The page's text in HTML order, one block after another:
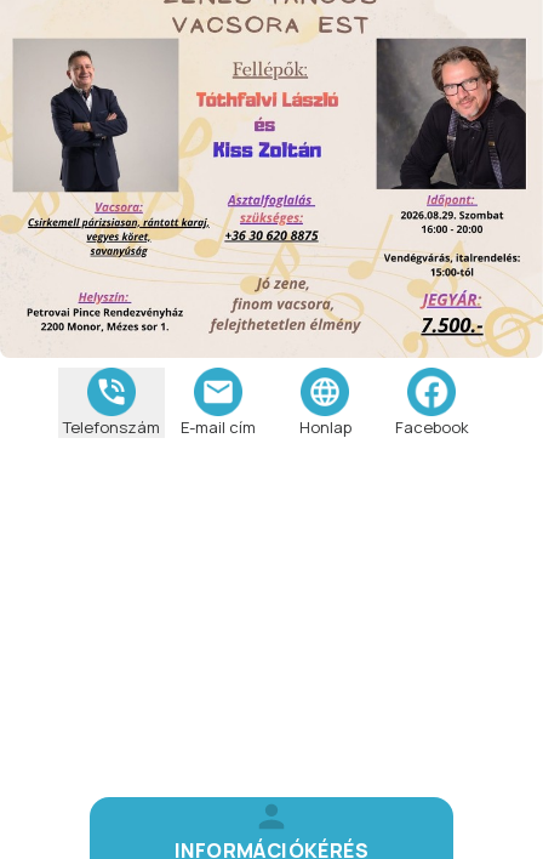
Telefonszám E-mail cím Honlap Facebook
INFORMÁCIÓKÉRÉS